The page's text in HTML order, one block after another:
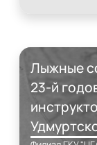
Лыжные
23-й